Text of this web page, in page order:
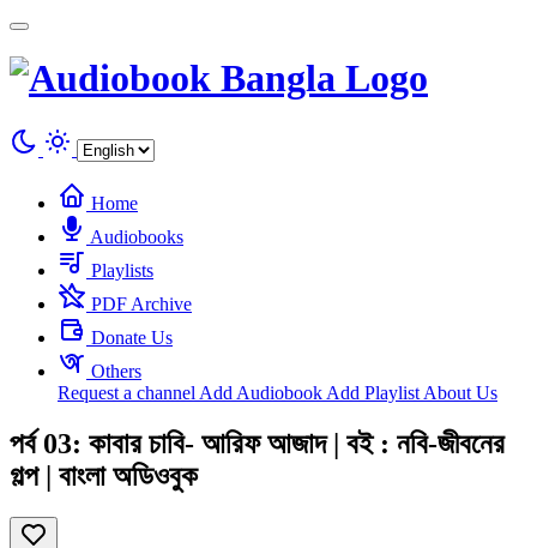
Home
Audiobooks
Playlists
PDF Archive
Donate Us
Others
Request a channel Add Audiobook Add Playlist About Us
পর্ব 03: কাবার চাবি- আরিফ আজাদ | বই : নবি-জীবনের
গল্প | বাংলা অডিওবুক